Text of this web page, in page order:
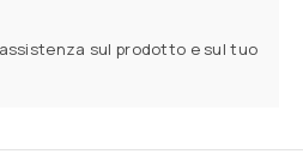
sul prodotto e sul tuo